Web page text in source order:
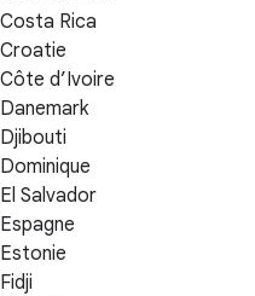
Costa Rica
Croatie
Côte d’Ivoire
Danemark
Djibouti
Dominique
El Salvador
Espagne
Estonie
Fidji